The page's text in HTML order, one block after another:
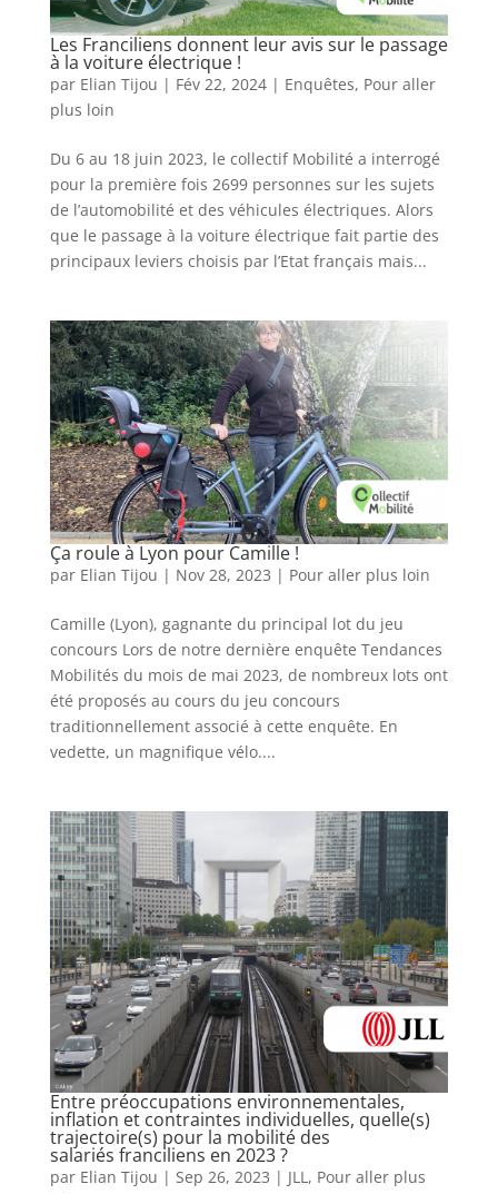
Les Franciliens donnent leur avis sur le passage
à la voiture électrique !
par Elian Tijou | Fév 22, 2024| Enquêtes, Pour aller
plus loin
Du 6 au 18 juin 2023, le collectif Mobilité a interrogé
pour la première fois 2699 personnes sur les sujets
de l’automobilité et des véhicules électriques. Alors
que le passage à la voiture électrique fait partie des
principaux leviers choisis par l’Etat français mais...
Ça roule à Lyon pour Camille !
par Elian Tijou | Nov 28, 2023 | Pour aller plus loin
Camille (Lyon), gagnante du principal lot du jeu
concours Lors de notre dernière enquête Tendances
Mobilités du mois de mai 2023, de nombreux lots ont
été proposés au cours du jeu concours
traditionnellement associé à cette enquête. En
vedette, un magnifique vélo....
Entre préoccupations environnementales,
inflation et contraintes individuelles, quelle(s)
trajectoire(s) pour la mobilité des
salariés franciliens en 2023 ?
par Elian Tijou | Sep 26, 2023 | JLL, Pour aller plus